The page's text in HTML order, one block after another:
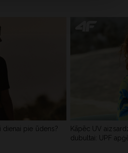
dienai pie ūdens?
Kāpēc UV
dubultai: UPF